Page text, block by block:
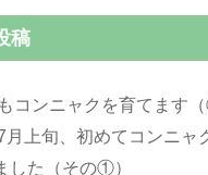
稿
コンニャクを育てます
月上旬、初めてコンニャ
した（その①）